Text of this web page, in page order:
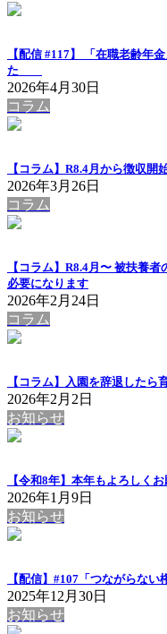
【配信 #117】 「在職老齢年
た
2026年4月30日
コラム
【コラム】R8.4月から徴収開
2026年3月26日
コラム
【コラム】R8.4月〜 被扶養
必要になります
2026年2月24日
コラム
【コラム】入園を辞退したら
2026年2月2日
お知らせ
【令和8年】本年もよろしく
2026年1月9日
お知らせ
【配信】#107「つながらない
2025年12月30日
お知らせ